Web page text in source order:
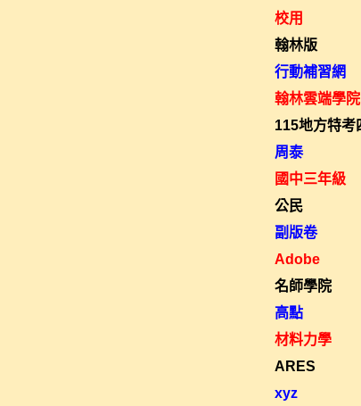
校用
翰林版
行動補習網
翰林雲端學院
115地方特考
周泰
國中三年級
公民
副版卷
Adobe
名師學院
高點
材料力學
ARES
xyz